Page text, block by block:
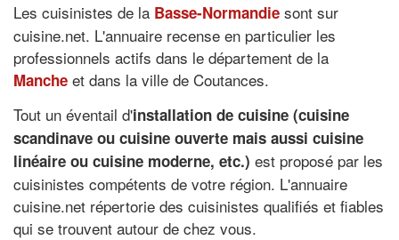
Les cuisinistes de la Basse-Normandie sont sur
cuisine.net. L'annuaire recense en particulier les
professionnels actifs dans le département de la
Manche et dans la ville de Coutances.
Tout un éventail d'installation de cuisine (cuisine
scandinave ou cuisine ouverte mais aussi cuisine
linéaire ou cuisine moderne, etc.) est proposé par les
cuisinistes compétents de votre région. L'annuaire
cuisine.net répertorie des cuisinistes qualifiés et fiables
qui se trouvent autour de chez vous.